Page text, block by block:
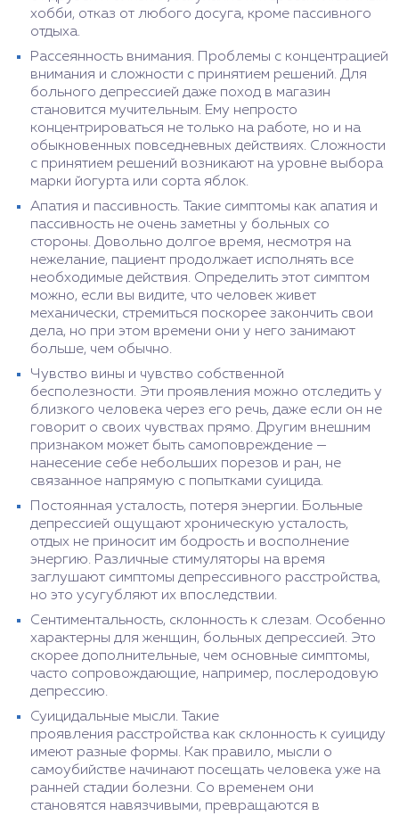
хобби, отказ от любого досуга, кроме пассивного
отдыха.
Рассеянность внимания. Проблемы с концентрацией
внимания и сложности с принятием решений. Для
больного депрессией даже поход в магазин
становится мучительным. Ему непросто
концентрироваться не только на работе, но и на
обыкновенных повседневных действиях. Сложности
с принятием решений возникают на уровне выбора
марки йогурта или сорта яблок.
Апатия и пассивность. Такие симптомы как апатия и
пассивность не очень заметны у больных со
стороны. Довольно долгое время, несмотря на
нежелание, пациент продолжает исполнять все
необходимые действия. Определить этот симптом
можно, если вы видите, что человек живет
механически, стремиться поскорее закончить свои
дела, но при этом времени они у него занимают
больше, чем обычно.
Чувство вины и чувство собственной
бесполезности. Эти проявления можно отследить у
близкого человека через его речь, даже если он не
говорит о своих чувствах прямо. Другим внешним
признаком может быть самоповреждение —
нанесение себе небольших порезов и ран, не
связанное напрямую с попытками суицида.
Постоянная усталость, потеря энергии. Больные
депрессией ощущают хроническую усталость,
отдых не приносит им бодрость и восполнение
энергию. Различные стимуляторы на время
заглушают симптомы депрессивного расстройства,
но это усугубляют их впоследствии.
Сентиментальность, склонность к слезам. Особенно
характерны для женщин, больных депрессией. Это
скорее дополнительные, чем основные симптомы,
часто сопровождающие, например, послеродовую
депрессию.
Суицидальные мысли. Такие
проявления расстройства как склонность к суициду
имеют разные формы. Как правило, мысли о
самоубийстве начинают посещать человека уже на
ранней стадии болезни. Со временем они
становятся навязчивыми, превращаются в